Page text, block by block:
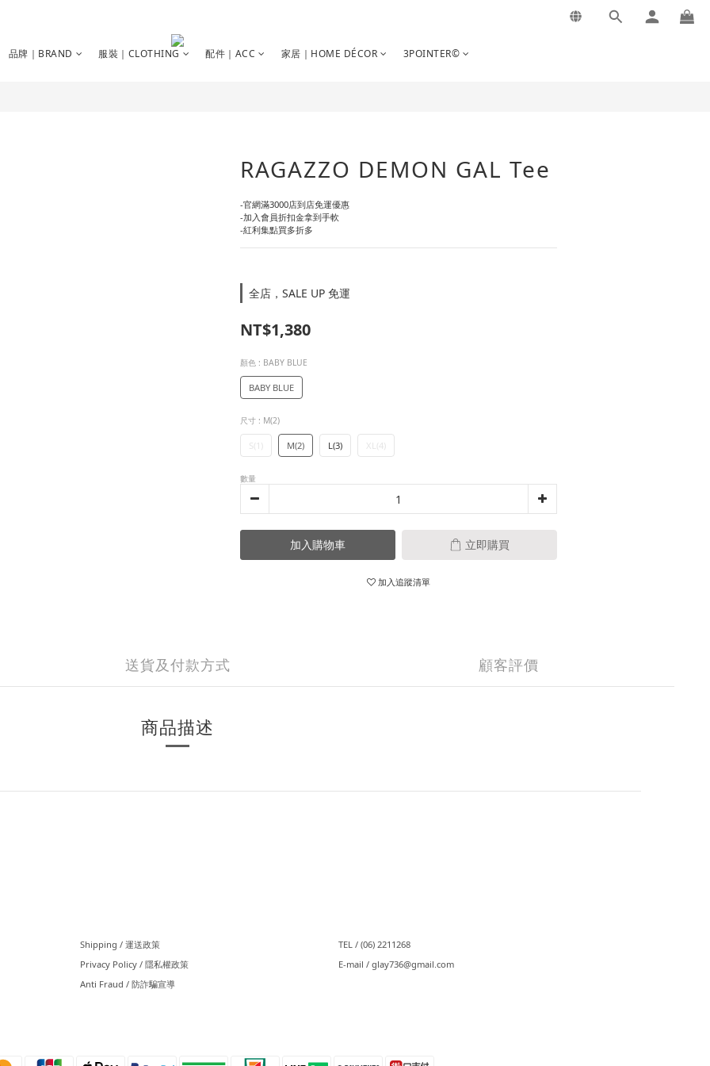
品牌｜BRAND 服裝｜CLOTHING 配件｜ACC 家居｜HOME DÉCOR 3POINTER©
RAGAZZO DEMON GAL Tee
-官網滿3000店到店免運優惠
-加入會員折扣金拿到手軟
-紅利集點買多折多
全店，SALE UP 免運
NT$1,380
顏色 : BABY BLUE
BABY BLUE
尺寸 : M(2)
S(1) M(2) L(3) XL(4)
數量
加入購物車 立即購買
加入追蹤清單
送貨及付款方式 顧客評價
商品描述
立即購買
Shipping / 運送政策
Privacy Policy / 隱私權政策
Anti Fraud / 防詐騙宣導
TEL / (06) 2211268
E-mail / glay736@gmail.com⠀⠀